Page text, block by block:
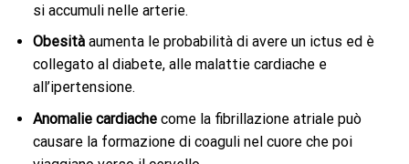
si accumuli nelle arterie.
Obesitàaumenta le probabilità di avere un ictus ed è
collegato al diabete, alle malattie cardiache e
all’ipertensione.
Anomalie cardiachecome la fibrillazione atriale può
causare la formazione di coaguli nel cuore che poi